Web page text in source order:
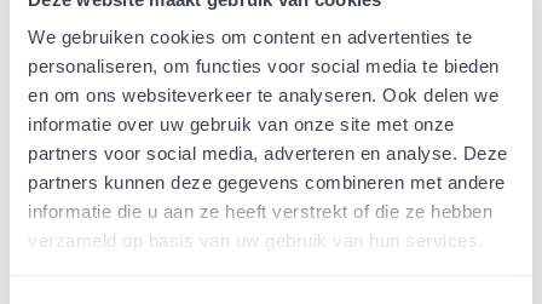
We gebruiken cookies om content en advertenties te
personaliseren, om functies voor social media te bieden
en om ons websiteverkeer te analyseren. Ook delen we
informatie over uw gebruik van onze site met onze
partners voor social media, adverteren en analyse. Deze
partners kunnen deze gegevens combineren met andere
informatie die u aan ze heeft verstrekt of die ze hebben
verzameld op basis van uw gebruik van hun services.
Speciaalmengsel
Aangepaste variant M1 en
A6 - Gemeente Rijssen-
Holten
In een zakje zitten genoeg zaden om
incl. btw